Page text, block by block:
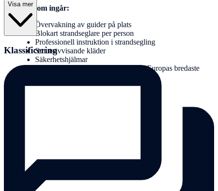
Tjänster som ingår:
Övervakning av guider på plats
Blokart strandseglare per person
Professionell instruktion i strandsegling
Smutsavvisande kläder
Säkerhetshjälmar
1 - 2 timmars strandsegling på norra Europas bredaste
Visa mer
Klassificering